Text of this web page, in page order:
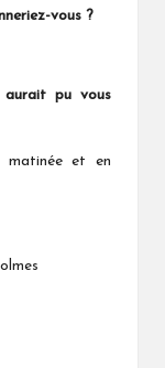
vous ?
aurait pu vous
matinée et en